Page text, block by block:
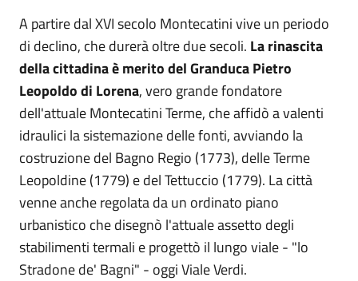
A partire dal XVI secolo Montecatini vive un periodo
di declino, che durerà oltre due secoli. La rinascita
della cittadina è merito del Granduca Pietro
Leopoldo di Lorena, vero grande fondatore
dell'attuale Montecatini Terme, che affidò a valenti
idraulici la sistemazione delle fonti, avviando la
costruzione del Bagno Regio (1773), delle Terme
Leopoldine (1779) e del Tettuccio (1779). La città
venne anche regolata da un ordinato piano
urbanistico che disegnò l'attuale assetto degli
stabilimenti termali e progettò il lungo viale - "lo
Stradone de' Bagni" - oggi Viale Verdi.